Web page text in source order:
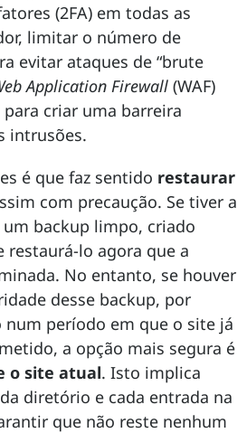
(2FA) em todas as
limitar o número de
evitar ataques de “brute
Application Firewall (WAF)
criar uma barreira
intrusões.
é que faz sentido restaurar
com precaução. Se tiver a
backup limpo, criado
restaurá-lo agora que a
No entanto, se houver
desse backup, por
período em que o site já
a opção mais segura é
o site atual. Isto implica
diretório e cada entrada na
que não reste nenhum